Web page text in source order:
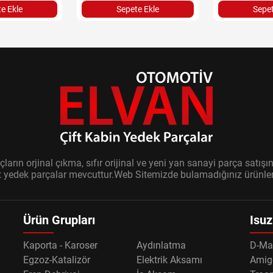
Ekle Sepete Ekle
orjinal çıkma, sıfır orijinal ve yeni yan sanayi parça
parçalar mevcuttur.Web Sitemizde bulamadığınız
Ürün Grupları
Kaporta - Karoser
Aydınlatma
Egzoz-Katalizör
Elektrik Aksamı
D-